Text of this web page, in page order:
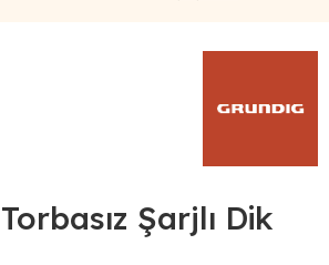
Şarjlı Dik